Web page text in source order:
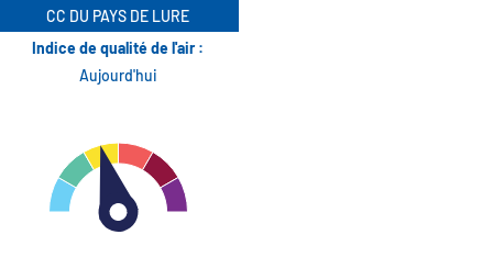
au
contenu
CC DU PAYS DE LURE
Indice de qualité de l'air :
Aujourd'hui